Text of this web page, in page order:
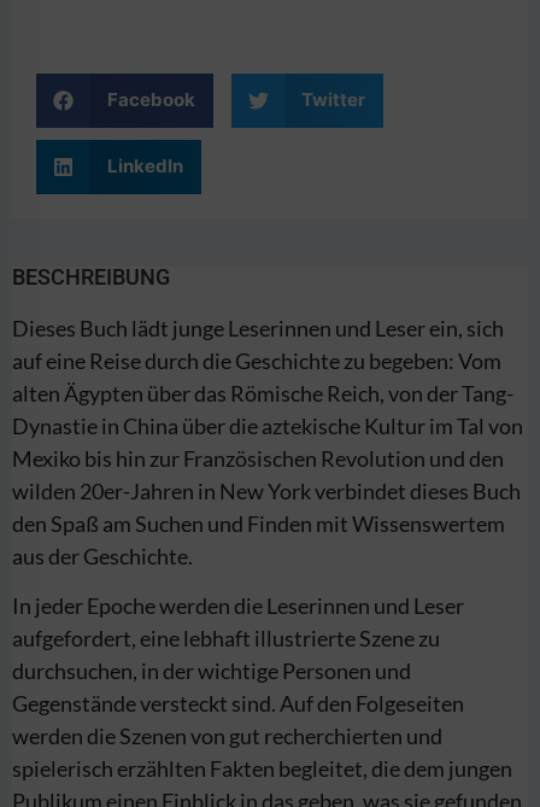
Facebook Twitter
LinkedIn
BESCHREIBUNG
Dieses Buch lädt junge Leserinnen und Leser ein, sich
auf eine Reise durch die Geschichte zu begeben: Vom
alten Ägypten über das Römische Reich, von der Tang-
Dynastie in China über die aztekische Kultur im Tal von
Mexiko bis hin zur Französischen Revolution und den
wilden 20er-Jahren in New York verbindet dieses Buch
den Spaß am Suchen und Finden mit Wissenswertem
aus der Geschichte.
In jeder Epoche werden die Leserinnen und Leser
aufgefordert, eine lebhaft illustrierte Szene zu
durchsuchen, in der wichtige Personen und
Gegenstände versteckt sind. Auf den Folgeseiten
werden die Szenen von gut recherchierten und
spielerisch erzählten Fakten begleitet, die dem jungen
Publikum einen Einblick in das geben, was sie gefunden